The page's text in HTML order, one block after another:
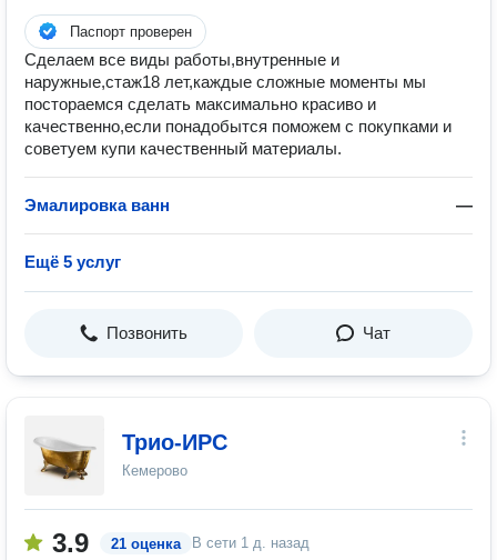
Паспорт проверен
Сделаем все виды работы,внутренные и
наружные,стаж18 лет,каждые сложные моменты мы
постораемся сделать максимально красиво и
качественно,если понадобытся поможем с покупками и
советуем купи качественный материалы.
Эмалировка ванн —
Ещё 5 услуг
Позвонить Чат
Трио-ИРС
Кемерово
3.9 21 оценка В сети 1 д. назад